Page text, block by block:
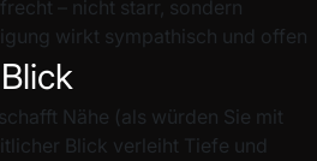
– nicht starr, sondern
wirkt sympathisch und offen
Nähe (als würden Sie mit
Blick verleiht Tiefe und